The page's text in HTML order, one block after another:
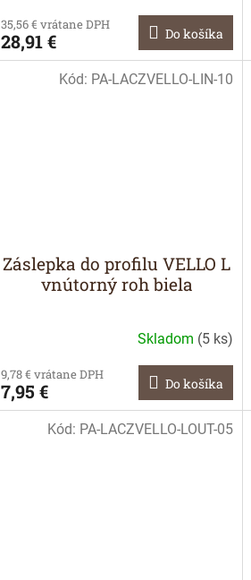
35,56 € vrátane DPH
28,91 € Do košíka
Záslepka do profilu VELLO L
vnútorný roh biela
Skladom (5 ks)
9,78 € vrátane DPH
7,95 € Do košíka
Kód: PA-LACZVELLO-LIN-10
Kód: PA-LACZVELLO-LOUT-05